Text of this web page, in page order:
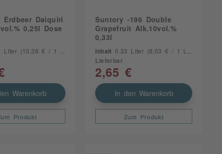
Erdbeer Daiquiri
0,25l Dose
Liter (10,36 € / 1 Liter)
Warenkorb
Produkt
Suntory -196 Double
Grapefruit Alk.10vol.%
0,33l
Inhalt0.33 Liter
(8,03 € / 1 Liter)
Lieferbar
2,65 €
In den Warenkorb
Zum Produkt